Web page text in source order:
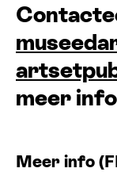
meer
Meer info